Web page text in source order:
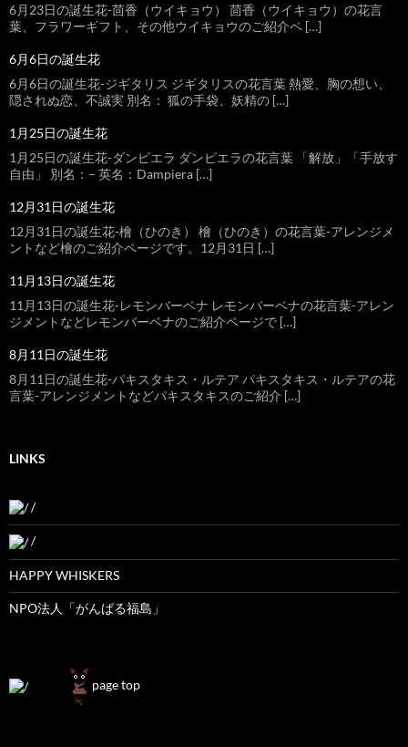
6月23日の誕生花-茴香（ウイキョウ） 茴香（ウイキョウ）の花言
葉、フラワーギフト、その他ウイキョウのご紹介ペ […]
6月6日の誕生花
6月6日の誕生花-ジギタリス ジギタリスの花言葉 熱愛、胸の想い、
隠されぬ恋、不誠実 別名： 狐の手袋、妖精の […]
1月25日の誕生花
1月25日の誕生花-ダンピエラ ダンピエラの花言葉 「解放」「手放す
自由」 別名：– 英名：Dampiera […]
12月31日の誕生花
12月31日の誕生花-檜（ひのき） 檜（ひのき）の花言葉-アレンジメ
ントなど檜のご紹介ページです。12月31日 […]
11月13日の誕生花
11月13日の誕生花-レモンバーベナ レモンバーベナの花言葉-アレン
ジメントなどレモンバーベナのご紹介ページで […]
8月11日の誕生花
8月11日の誕生花-パキスタキス・ルテア パキスタキス・ルテアの花
言葉-アレンジメントなどパキスタキスのご紹介 […]
LINKS
/
/
HAPPY WHISKERS
NPO法人「がんばる福島」
page top